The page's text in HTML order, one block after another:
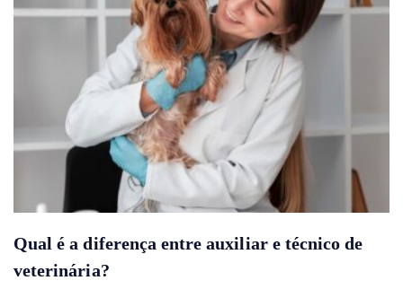
Qual é a diferença entre auxiliar e técnico de
veterinária?